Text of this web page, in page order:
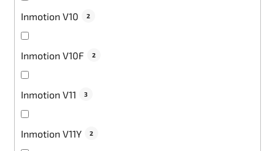
Inmotion V10 2
Inmotion V10F 2
Inmotion V11 3
Inmotion V11Y 2